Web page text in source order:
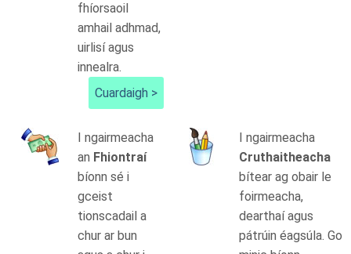
fhíorsaoil
amhail adhmad,
uirlisí agus
innealra.
Cuardaigh >
I ngairmeacha
an Fhiontraí
bíonn sé i
gceist
tionscadail a
chur ar bun
I ngairmeacha
Cruthaitheacha
bítear ag obair le
foirmeacha,
dearthaí agus
pátrúin éagsúla. Go